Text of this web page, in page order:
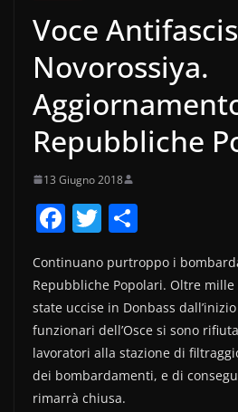
Voce
Novorossiya.
Repubbliche
13 Giugno 2018
F
c
e
b
o
o
T
itt
er
n
di
vi
di
Continuano purtroppo i
Repubbliche Popolari. Oltre
state uccise in Donbass
funzionari dell’Osce si sono
lavoratori alla stazione di
dei bombardamenti, e di
rimarrà chiusa.